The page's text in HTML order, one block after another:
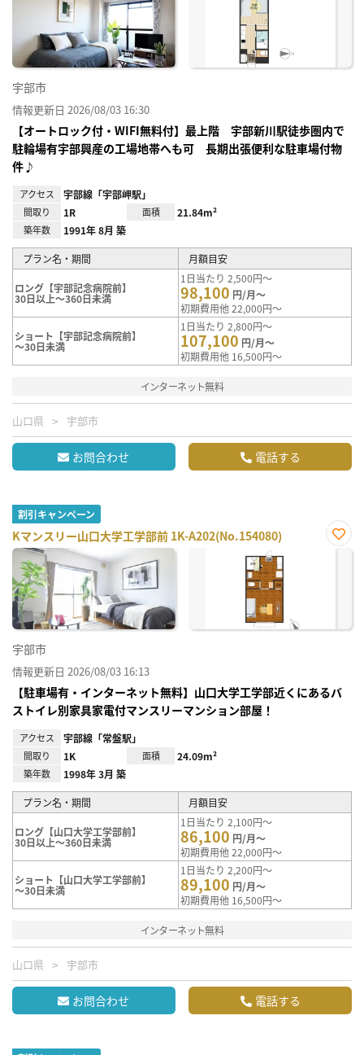
宇部市
情報更新日 2026/08/03 16:30
【オートロック付・WIFI無料付】最上階 宇部新川駅徒歩圏内で
駐輪場有宇部興産の工場地帯へも可 長期出張便利な駐車場付物
件♪
アクセス 宇部線「宇部岬駅」
間取り 1R 面積 21.84m²
築年数 1991年 8月 築
プラン名・期間 月額目安
ロング【宇部記念病院前】
30日以上～360日未満
1日当たり 2,500円～
98,100 円/月～
初期費用他 22,000円～
ショート【宇部記念病院前】
～30日未満
1日当たり 2,800円～
107,100 円/月～
初期費用他 16,500円～
インターネット無料
山口県 宇部市
お問合わせ 電話する
割引キャンペーン
Kマンスリー山口大学工学部前 1K-A202(No.154080)
お気
宇部市
情報更新日 2026/08/03 16:13
【駐車場有・インターネット無料】山口大学工学部近くにあるバ
ストイレ別家具家電付マンスリーマンション部屋！
アクセス 宇部線「常盤駅」
間取り 1K 面積 24.09m²
築年数 1998年 3月 築
プラン名・期間 月額目安
ロング【山口大学工学部前】
30日以上～360日未満
1日当たり 2,100円～
86,100 円/月～
初期費用他 22,000円～
ショート【山口大学工学部前】
～30日未満
1日当たり 2,200円～
89,100 円/月～
初期費用他 16,500円～
インターネット無料
山口県 宇部市
お問合わせ 電話する